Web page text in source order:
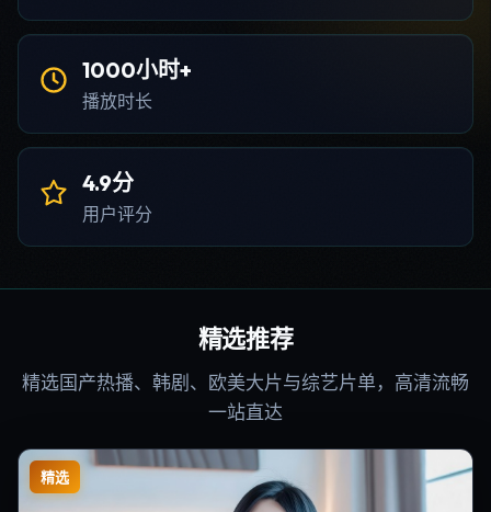
1000小时+
播放时长
4.9分
用户评分
精选推荐
精选国产热播、韩剧、欧美大片与综艺片单，高清流畅
一站直达
精选